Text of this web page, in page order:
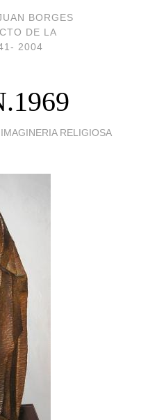
BORGES
DE LA
2004
IMAGINERIA RELIGIOSA